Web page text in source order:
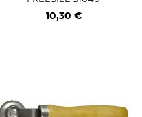
10,30 €